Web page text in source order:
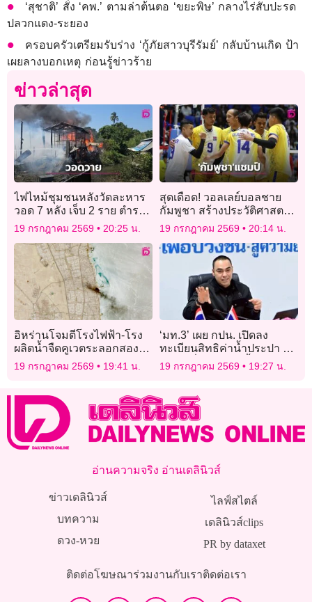
‘สุชาติ’ สั่ง ‘คพ.’ ตามล่าต้นตอ ‘ขยะพิษ’ กลางไร่สับปะรด
ปลวกแดง-ระยอง
ครอบครัวเตรียมรับร่าง ‘กู้ภัยสาวบุรีรัมย์’ กลับบ้านเกิด ป้า
เผยลางบอกเหตุ ก่อนรู้ข่าวร้าย
ข่าวล่าสุด
ไฟไหม้ชุมชนหลังวัดละหาร
วอด 7 หลัง เจ็บ 2 ราย ตำรวจ
เร่งติดตามผู้ต้องสงสัย
19 กรกฎาคม 2569 20:25 น.
สุดเดือด! วอลเลย์บอลชาย
กัมพูชา สร้างประวัติศาสตร์
แชมป์ซีวี.คัพ
19 กรกฎาคม 2569 20:14 น.
อิหร่านโจมตีโรงไฟฟ้า-โรง
ผลิตน้ำจืดคูเวตระลอกสอง
กระทบระบบไฟฟ้า
19 กรกฎาคม 2569 19:41 น.
‘มท.3’ เผย กปน. เปิดลง
ทะเบียนสิทธิค่าน้ำประปา ปี
2569 เริ่ม 20 ก.ค.นี้
19 กรกฎาคม 2569 19:27 น.
อ่านความจริง อ่านเดลินิวส์
ข่าวเดลินิวส์
บทความ
ดวง-หวย
ไลฟ์สไตล์
เดลินิวส์clips
PR by dataxet
ติดต่อโฆษณาร่วมงานกับเราติดต่อเรา